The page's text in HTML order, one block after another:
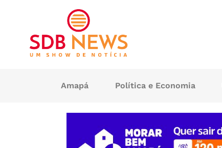
Amapá Política e Economia